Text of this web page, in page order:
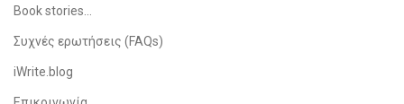
Book stories…
Συχνές ερωτήσεις (FAQs)
iWrite.blog